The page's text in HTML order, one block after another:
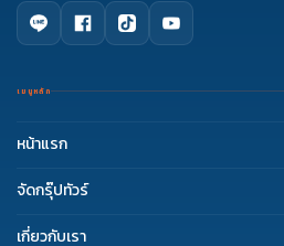
เมนูหลัก
หน้าแรก
จัดกรุ๊ปทัวร์
เกี่ยวกับเรา